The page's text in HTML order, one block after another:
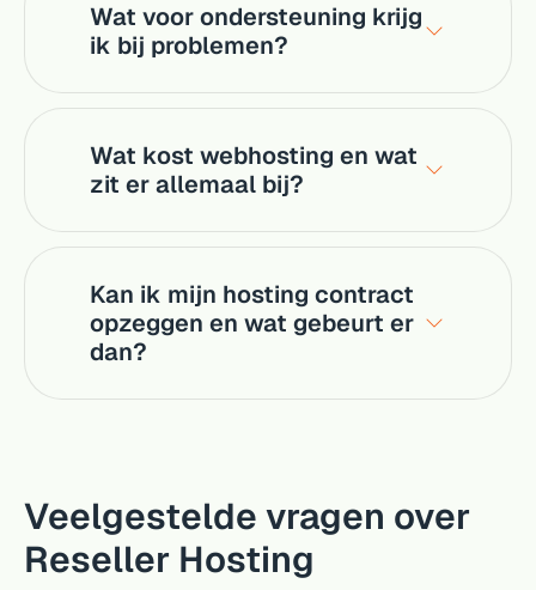
Wat voor ondersteuning krijg
ik bij problemen?
Wat kost webhosting en wat
zit er allemaal bij?
Kan ik mijn hosting contract
opzeggen en wat gebeurt er
dan?
Veelgestelde vragen over
Reseller Hosting